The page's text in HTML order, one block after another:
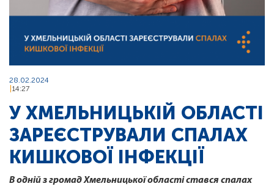
28.02.2024
14:27
У ХМЕЛЬНИЦЬКІЙ ОБЛАСТІ
ЗАРЕЄСТРУВАЛИ СПАЛАХ
КИШКОВОЇ ІНФЕКЦІЇ
В одній з громад Хмельницької області стався спалах